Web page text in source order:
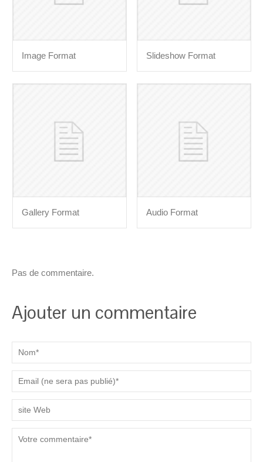
Image Format Slideshow Format
Gallery Format Audio Format
Pas de commentaire.
Ajouter un commentaire